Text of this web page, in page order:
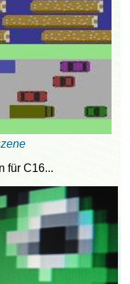
für C16...